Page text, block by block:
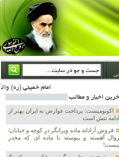
امام خمینی (ره) والله اسلام تمامش سیاست است؛ ***** امام شهید: به گفتار امام و کردار امام اهتمام بورزید ***** امام خمینی(ره): ان شاء الله ما اندوه دلمان را در وقت مناسب با انتقام از امریکا
اخبار و مطالب
اکونومیست: پرداخت عوارض به ایران بهتر از
ادامه تنش است
فروش آزادانه ماده ویرانگر در کوچه و خیابان/
زوال آهسته و پیوسته با ماده ای که مخدر
نیست!